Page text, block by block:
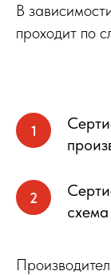
В
проходит по